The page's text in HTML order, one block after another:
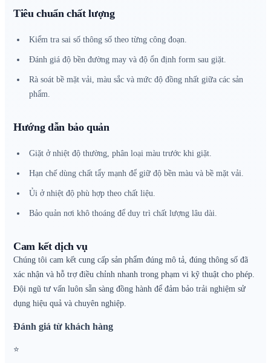
Tiêu chuẩn chất lượng
Kiểm tra sai số thông số theo từng công đoạn.
Đánh giá độ bền đường may và độ ổn định form sau giặt.
Rà soát bề mặt vải, màu sắc và mức độ đồng nhất giữa các sản
phẩm.
Hướng dẫn bảo quản
Giặt ở nhiệt độ thường, phân loại màu trước khi giặt.
Hạn chế dùng chất tẩy mạnh để giữ độ bền màu và bề mặt vải.
Ủi ở nhiệt độ phù hợp theo chất liệu.
Bảo quản nơi khô thoáng để duy trì chất lượng lâu dài.
Cam kết dịch vụ
Chúng tôi cam kết cung cấp sản phẩm đúng mô tả, đúng thông số đã
xác nhận và hỗ trợ điều chỉnh nhanh trong phạm vi kỹ thuật cho phép.
Đội ngũ tư vấn luôn sẵn sàng đồng hành để đảm bảo trải nghiệm sử
dụng hiệu quả và chuyên nghiệp.
Đánh giá từ khách hàng
⭐